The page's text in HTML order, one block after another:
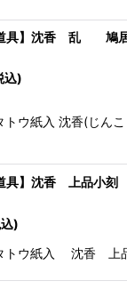
香道具】沈香
込)
ウ紙入 沈香(じんこ
道具】沈香 上
)
ウ紙入 沈香 上品